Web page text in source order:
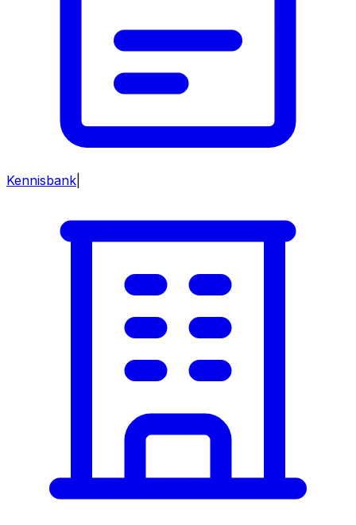
Kennisbank